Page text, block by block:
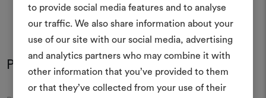
to provide social media features and to analyse
our traffic. We also share information about your
use of our site with our social media, advertising
and analytics partners who may combine it with
other information that you’ve provided to them
or that they’ve collected from your use of their
Produkt im Einsatz
Farben Farben
Ein
erstellen
Ein interaktives Tool, mit
Ideen zum Leben
anderen teilen können,